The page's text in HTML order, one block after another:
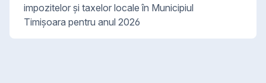
impozitelor și taxelor locale în Municipiul
Timișoara pentru anul 2026